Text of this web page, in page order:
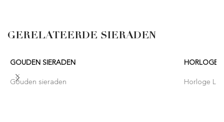
GERELATEERDE SIERADEN
GOUDEN SIERADEN
Gouden sieraden
HORLOGE
Horloge